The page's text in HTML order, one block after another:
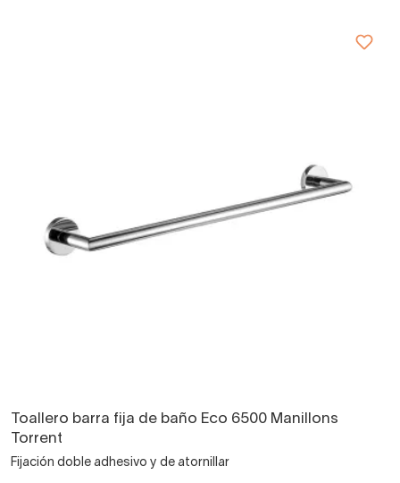
Toallero barra fija de baño Eco 6500 Manillons
Torrent
Fijación doble adhesivo y de atornillar